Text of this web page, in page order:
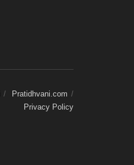
Pratidhvani.com
Privacy Policy